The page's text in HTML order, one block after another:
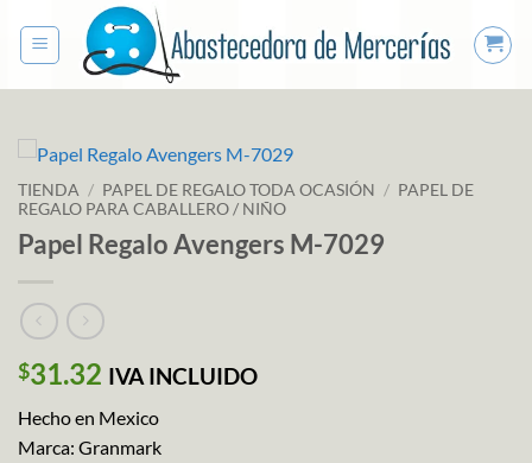
TIENDA / PAPEL DE REGALO TODA OCASIÓN / PAPEL DE
REGALO PARA CABALLERO / NIÑO
Papel Regalo Avengers M-7029
$31.32 IVA INCLUIDO
Hecho en Mexico
Marca: Granmark